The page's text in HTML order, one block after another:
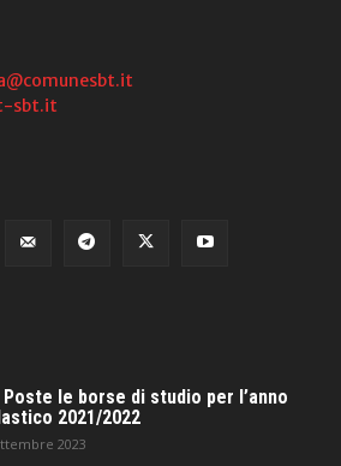
sbt.it
le borse di studio per l’anno
2021/2022
2023